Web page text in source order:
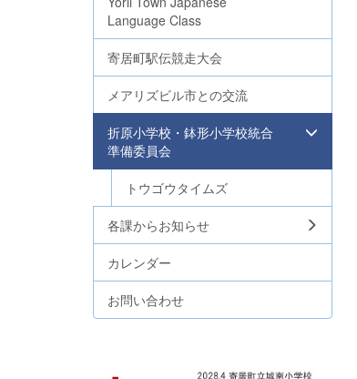
Language Class
寄居町駅伝競走大会
メアリズビル市との交流
折原小学校・鉢形小学校統合
準備委員会
トウゴウタイムズ
各課からお知らせ
カレンダー
お問い合わせ